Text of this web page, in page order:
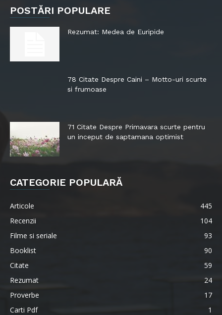
POSTĂRI POPULARE
Rezumat: Medea de Euripide
78 Citate Despre Caini – Motto-uri scurte
si frumoase
71 Citate Despre Primavara scurte pentru
un inceput de saptamana optimist
CATEGORIE POPULARĂ
Articole
445
Recenzii
104
Filme si seriale
93
Booklist
90
Citate
59
Rezumat
24
Proverbe
17
Carti Pdf
1